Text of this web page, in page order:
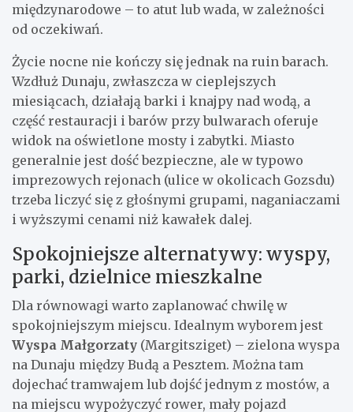
międzynarodowe – to atut lub wada, w zależności
od oczekiwań.
Życie nocne nie kończy się jednak na ruin barach.
Wzdłuż Dunaju, zwłaszcza w cieplejszych
miesiącach, działają barki i knajpy nad wodą, a
część restauracji i barów przy bulwarach oferuje
widok na oświetlone mosty i zabytki. Miasto
generalnie jest dość bezpieczne, ale w typowo
imprezowych rejonach (ulice w okolicach Gozsdu)
trzeba liczyć się z głośnymi grupami, naganiaczami
i wyższymi cenami niż kawałek dalej.
Spokojniejsze alternatywy: wyspy,
parki, dzielnice mieszkalne
Dla równowagi warto zaplanować chwilę w
spokojniejszym miejscu. Idealnym wyborem jest
Wyspa Małgorzaty (Margitsziget) – zielona wyspa
na Dunaju między Budą a Pesztem. Można tam
dojechać tramwajem lub dojść jednym z mostów, a
na miejscu wypożyczyć rower, mały pojazd